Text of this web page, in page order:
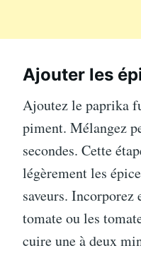
Ajouter les
Ajoutez le paprika
piment. Mélangez
secondes. Cette
légèrement les
saveurs. Incorporez
tomate ou les
cuire une à deux